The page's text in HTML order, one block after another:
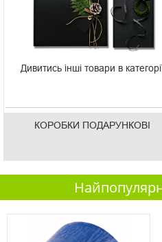
Дивитись інші товари в
КОРОБКИ ПОДАРУНКОВІ